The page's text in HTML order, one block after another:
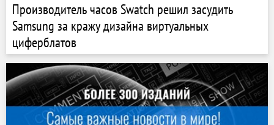
Производитель часов Swatch решил засудить
Samsung за кражу дизайна виртуальных
циферблатов